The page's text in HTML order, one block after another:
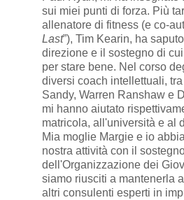
sui miei punti di forza. Più
allenatore di fitness (e co-
Last”), Tim Kearin, ha
direzione e il sostegno di
per stare bene. Nel corso
diversi coach intellettuali,
Sandy, Warren Ranshaw e
mi hanno aiutato
matricola, all'università e al
Mia moglie Margie e io
nostra attività con il
dell'Organizzazione dei
siamo riusciti a mantenerla
altri consulenti esperti in